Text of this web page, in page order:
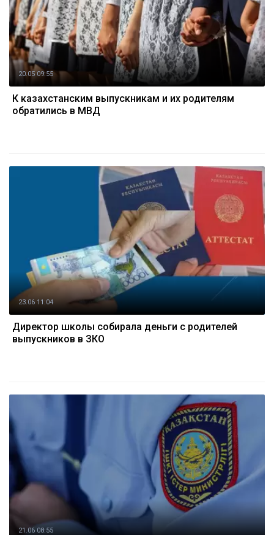
20.05 09:55
К казахстанским выпускникам и их родителям
обратились в МВД
23.06 11:04
Директор школы собирала деньги с родителей
выпускников в ЗКО
21.06 08:55